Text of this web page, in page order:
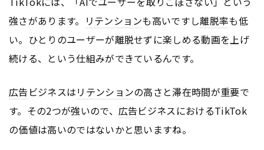
強さがあります。 リテンションも高いですし離脱率も低
い。ひとりのユーザーが離脱せずに楽しめる動画を上げ
続ける、という仕組みができているんです。
広告 ビジネスはリテンションの高さと滞在時間が重要で
す。その2つが強いので、 広告ビジネスにおけるTikTok
の価値は高いのではないかと思いますね。